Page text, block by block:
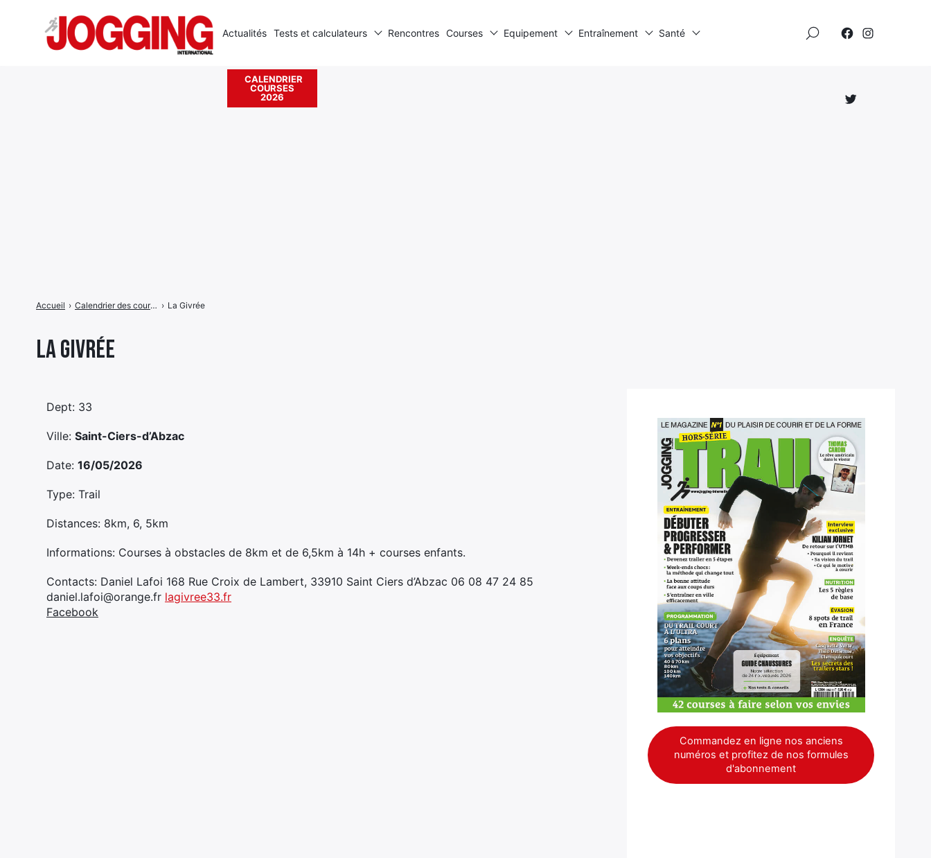
La Givrée
Accueil › Calendrier des courses › La Givrée
Dept: 33
Ville: Saint-Ciers-d’Abzac
Date: 16/05/2026
Type: Trail
Distances: 8km, 6, 5km
Informations: Courses à obstacles de 8km et de 6,5km à 14h + courses enfants.
Contacts: Daniel Lafoi 168 Rue Croix de Lambert, 33910 Saint Ciers d’Abzac 06 08 47 24 85
daniel.lafoi@orange.fr lagivree33.fr
Facebook
Commandez en ligne nos anciens
numéros et profitez de nos formules
d'abonnement
Actualités Tests et calculateurs Rencontres Courses Equipement Entraînement Santé
CALENDRIER
COURSES
2026
Élément
Rechercher